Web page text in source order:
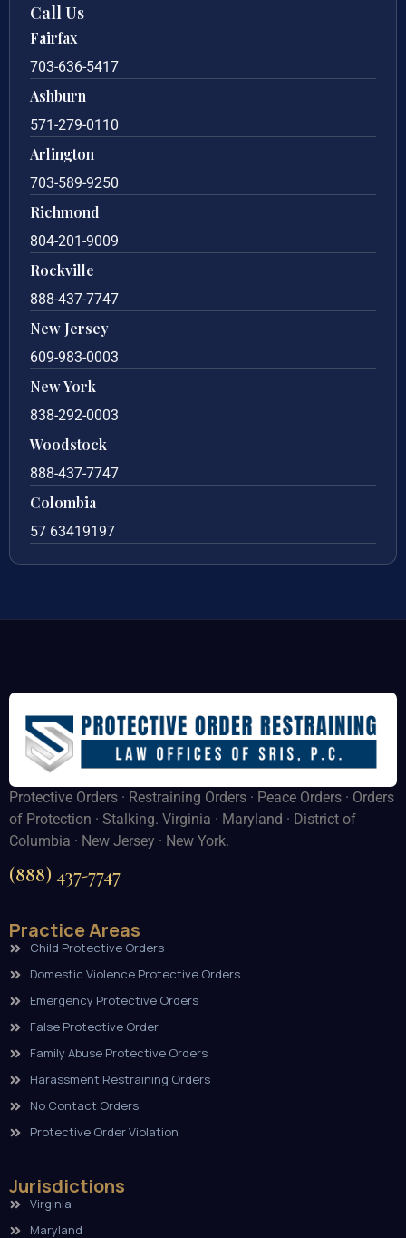
Call Us
Fairfax
703-636-5417
Ashburn
571-279-0110
Arlington
703-589-9250
Richmond
804-201-9009
Rockville
888-437-7747
New Jersey
609-983-0003
New York
838-292-0003
Woodstock
888-437-7747
Colombia
57 63419197
Protective Orders · Restraining Orders · Peace Orders · Orders
of Protection · Stalking. Virginia · Maryland · District of
Columbia · New Jersey · New York.
(888) 437-7747
Practice Areas
Child Protective Orders
Domestic Violence Protective Orders
Emergency Protective Orders
False Protective Order
Family Abuse Protective Orders
Harassment Restraining Orders
No Contact Orders
Protective Order Violation
Jurisdictions
Virginia
Maryland